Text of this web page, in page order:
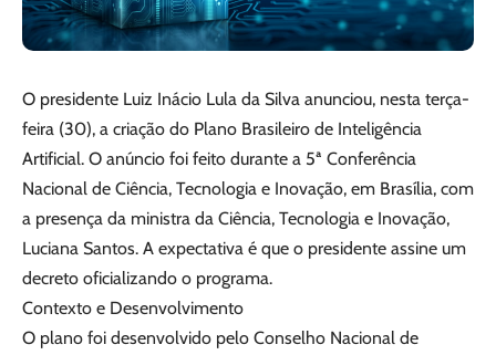
O presidente Luiz Inácio Lula da Silva anunciou, nesta terça-
feira (30), a criação do Plano Brasileiro de Inteligência
Artificial. O anúncio foi feito durante a 5ª Conferência
Nacional de Ciência, Tecnologia e Inovação, em Brasília, com
a presença da ministra da Ciência, Tecnologia e Inovação,
Luciana Santos. A expectativa é que o presidente assine um
decreto oficializando o programa.
Contexto e Desenvolvimento
O plano foi desenvolvido pelo Conselho Nacional de